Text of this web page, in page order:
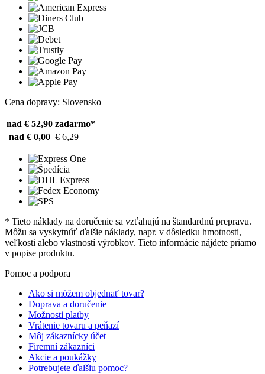
Cena dopravy: Slovensko
nad € 52,90 zadarmo*
nad € 0,00 € 6,29
* Tieto náklady na doručenie sa vzťahujú na štandardnú prepravu.
Môžu sa vyskytnúť ďalšie náklady, napr. v dôsledku hmotnosti,
veľkosti alebo vlastností výrobkov. Tieto informácie nájdete priamo
v popise produktu.
Pomoc a podpora
Ako si môžem objednať tovar?
Doprava a doručenie
Možnosti platby
Vrátenie tovaru a peňazí
Môj zákaznícky účet
Firemní zákazníci
Akcie a poukážky
Potrebujete ďalšiu pomoc?